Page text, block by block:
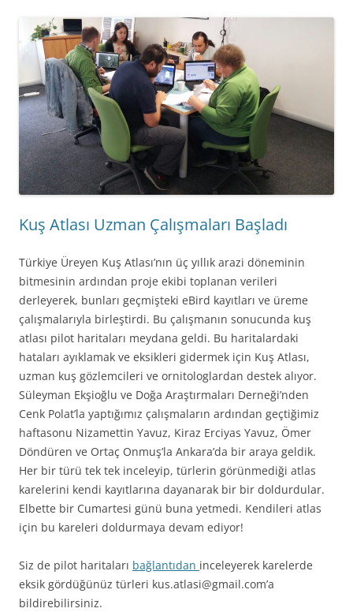
Kuş Atlası Uzman Çalışmaları Başladı
Türkiye Üreyen Kuş Atlası’nın üç yıllık arazi döneminin
bitmesinin ardından proje ekibi toplanan verileri
derleyerek, bunları geçmişteki eBird kayıtları ve üreme
çalışmalarıyla birleştirdi. Bu çalışmanın sonucunda kuş
atlası pilot haritaları meydana geldi. Bu haritalardaki
hataları ayıklamak ve eksikleri gidermek için Kuş Atlası,
uzman kuş gözlemcileri ve ornitologlardan destek alıyor.
Süleyman Ekşioğlu ve Doğa Araştırmaları Derneği’nden
Cenk Polat’la yaptığımız çalışmaların ardından geçtiğimiz
haftasonu Nizamettin Yavuz, Kiraz Erciyas Yavuz, Ömer
Döndüren ve Ortaç Onmuş’la Ankara’da bir araya geldik.
Her bir türü tek tek inceleyip, türlerin görünmediği atlas
karelerini kendi kayıtlarına dayanarak bir bir doldurdular.
Elbette bir Cumartesi günü buna yetmedi. Kendileri atlas
için bu kareleri doldurmaya devam ediyor!
Siz de pilot haritaları bağlantıdan inceleyerek karelerde
eksik gördüğünüz türleri kus.atlasi@gmail.com’a
bildirebilirsiniz.